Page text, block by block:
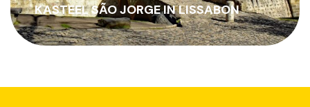
NATIONAAL PANTHEON IN LISSABON